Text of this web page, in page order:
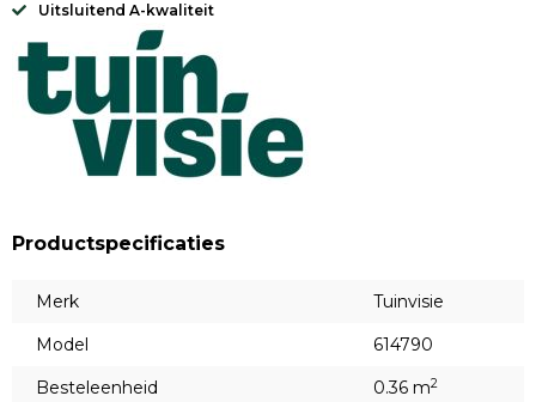
Uitsluitend A-kwaliteit
Productspecificaties
Merk
Tuinvisie
Model
614790
Besteleenheid
0.36 m2